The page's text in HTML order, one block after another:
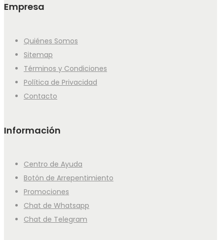
Empresa
Quiénes Somos
Sitemap
Términos y Condiciones
Política de Privacidad
Contacto
Información
Centro de Ayuda
Botón de Arrepentimiento
Promociones
Chat de Whatsapp
Chat de Telegram